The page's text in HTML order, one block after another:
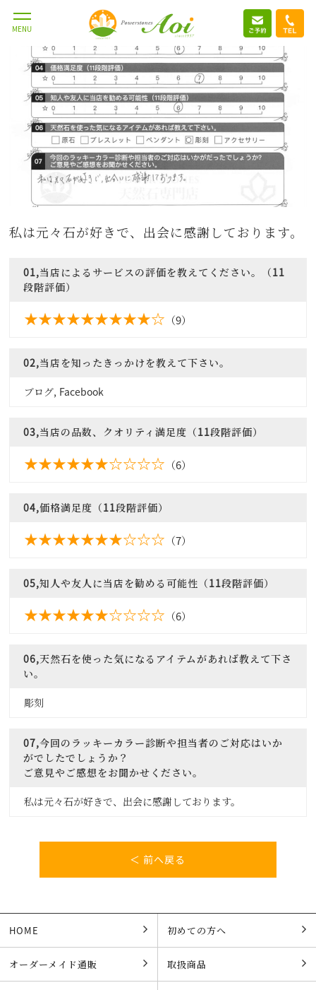
MENU
私は元々石が好きで、出会に感謝しております。
01,当店によるサービスの評価を教えてください。（11
段階評価）
（9）
02,当店を知ったきっかけを教えて下さい。
ブログ, Facebook
03,当店の品数、クオリティ満足度（11段階評価）
（6）
04,価格満足度（11段階評価）
（7）
05,知人や友人に当店を勧める可能性（11段階評価）
（6）
06,天然石を使った気になるアイテムがあれば教えて下さ
い。
彫刻
07,今回のラッキーカラー診断や担当者のご対応はいか
がでしたでしょうか？
ご意見やご感想をお聞かせください。
私は元々石が好きで、出会に感謝しております。
＜ 前へ戻る
HOME 初めての方へ
オーダーメイド通販 取扱商品